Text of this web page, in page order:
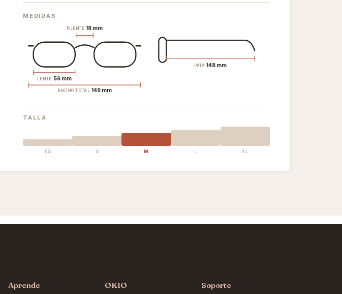
MEDIDAS
PUENTE 18 mm
LENTE 56 mm
ANCHO TOTAL 149 mm
PATA 148 mm
TALLA
XS S M L XL
Aprende OKIO Soporte